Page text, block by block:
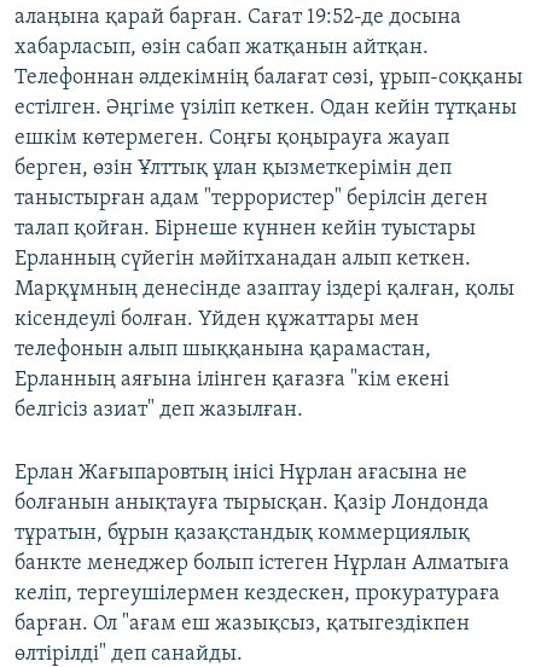
алаңына қарай барған. Сағат 19:52-де досына
хабарласып, өзін сабап жатқанын айтқан.
Телефоннан әлдекімнің балағат сөзі, ұрып-соққаны
естілген. Әңгіме үзіліп кеткен. Одан кейін тұтқаны
ешкім көтермеген. Соңғы қоңырауға жауап
берген, өзін Ұлттық ұлан қызметкерімін деп
таныстырған адам "террористер" берілсін деген
талап қойған. Бірнеше күннен кейін туыстары
Ерланның сүйегін мәйітханадан алып кеткен.
Марқұмның денесінде азаптау іздері қалған, қолы
кісендеулі болған. Үйден құжаттары мен
телефонын алып шыққанына қарамастан,
Ерланның аяғына ілінген қағазға "кім екені
белгісіз азиат" деп жазылған.
Ерлан Жағыпаровтың інісі Нұрлан ағасына не
болғанын анықтауға тырысқан. Қазір Лондонда
тұратын, бұрын қазақстандық коммерциялық
банкте менеджер болып істеген Нұрлан Алматыға
келіп, тергеушілермен кездескен, прокуратураға
барған. Ол "ағам еш жазықсыз, қатыгездікпен
өлтірілді" деп санайды.